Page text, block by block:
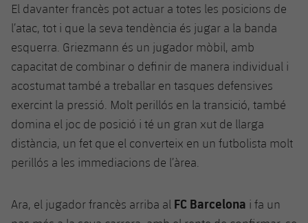
El davanter francès pot actuar a totes les posicions de
l’atac, tot i que la seva tendència és jugar a la banda
esquerra. Griezmann és un jugador mòbil, amb
capacitat de combinar o definir de manera individual i
acostumat també a treballar en tasques defensives
exercint la pressió. Molt perillós en la transició, també
domina el joc de posició i té un gran xut de llarga
distància, un fet que el converteix en un futbolista molt
perillós a les immediacions de l’àrea.
Ara, el jugador francès arriba al FC Barcelona i fa un